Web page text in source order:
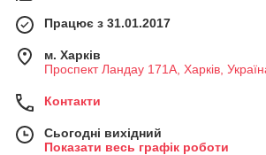
Працює з 31.01.2017
м. Харків
Проспект Ландау 171А, Харків,
Контакти
Сьогодні вихідний
Показати весь графік роботи